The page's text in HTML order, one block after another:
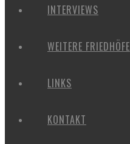
INTERVIEWS
WEITERE FRIEDHÖFE
LINKS
KONTAKT